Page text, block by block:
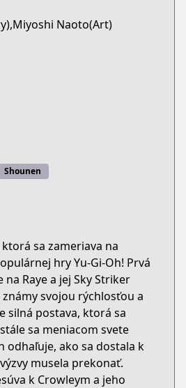
Naoto(Art)
Shounen
sa zameriava na
hry Yu-Gi-Oh! Prvá
Raye a jej Sky Striker
svojou rýchlosťou a
silná postava, ktorá sa
sa meniacom svete
odhaľuje, ako sa dostala k
musela prekonať.
k Crowleym a jeho